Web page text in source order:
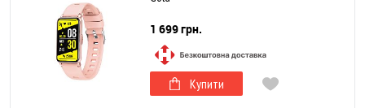
1 699 грн.
Купити